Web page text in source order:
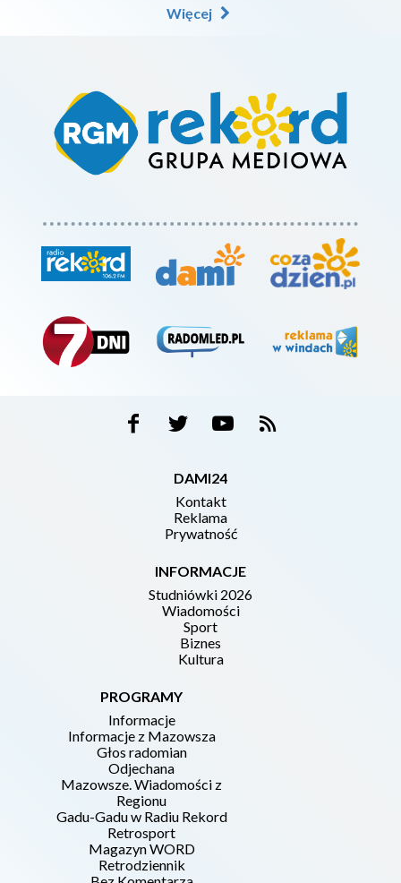
Więcej
DAMI24
Kontakt
Reklama
Prywatność
INFORMACJE
Studniówki 2026
Wiadomości
Sport
Biznes
Kultura
PROGRAMY
Informacje
Informacje z Mazowsza
Głos radomian
Odjechana
Mazowsze. Wiadomości z
Regionu
Gadu-Gadu w Radiu Rekord
Retrosport
Magazyn WORD
Retrodziennik